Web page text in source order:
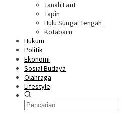
Tanah Laut
Tapin
Hulu Sungai Tengah
Kotabaru
Hukum
Politik
Ekonomi
Sosial Budaya
Olahraga
Lifestyle